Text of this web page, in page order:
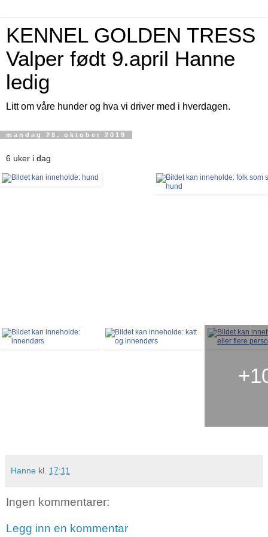
KENNEL GOLDEN TRESS
Valper født 9.april Hanne
ledig
Litt om våre hunder og hva vi driver med i hverdagen.
mandag 28. oktober 2019
6 uker i dag
Hanne kl. 17:11
Ingen kommentarer:
Legg inn en kommentar